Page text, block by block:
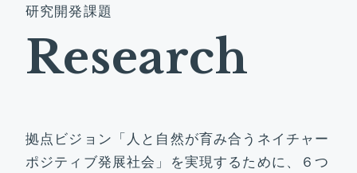
研究開発課題
Research
拠点ビジョン「人と自然が育み合うネイチャー
ポジティブ発展社会」を実現するために、
６つ